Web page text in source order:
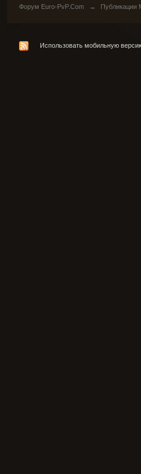
Форум Euro-PvP.Com → Публикации
Использовать мобильную